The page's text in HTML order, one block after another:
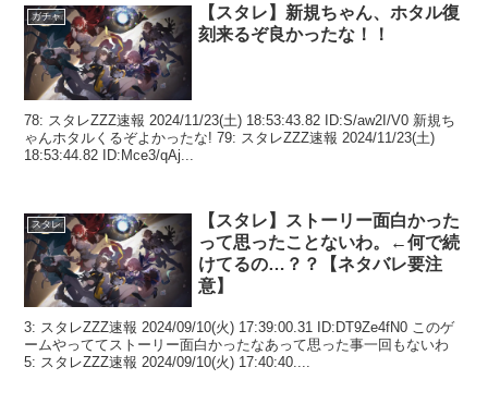
ガチャ
【スタレ】新規ちゃん、ホタル復
刻来るぞ良かったな！！
78: スタレZZZ速報 2024/11/23(土) 18:53:43.82 ID:S/aw2I/V0 新規ち
ゃんホタルくるぞよかったな! 79: スタレZZZ速報 2024/11/23(土)
18:53:44.82 ID:Mce3/qAj...
スタレ
【スタレ】ストーリー面白かった
って思ったことないわ。←何で続
けてるの…？？【ネタバレ要注
意】
3: スタレZZZ速報 2024/09/10(火) 17:39:00.31 ID:DT9Ze4fN0 このゲ
ームやっててストーリー面白かったなあって思った事一回もないわ
5: スタレZZZ速報 2024/09/10(火) 17:40:40....